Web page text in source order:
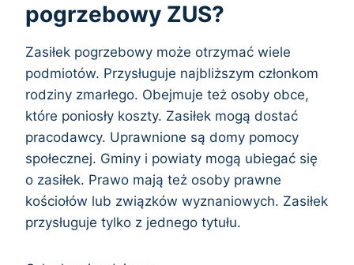
pogrzebowy ZUS?
Zasiłek pogrzebowy może otrzymać wiele
podmiotów. Przysługuje najbliższym członkom
rodziny zmarłego. Obejmuje też osoby obce,
które poniosły koszty. Zasiłek mogą dostać
pracodawcy. Uprawnione są domy pomocy
społecznej. Gminy i powiaty mogą ubiegać się
o zasiłek. Prawo mają też osoby prawne
kościołów lub związków wyznaniowych. Zasiłek
przysługuje tylko z jednego tytułu.